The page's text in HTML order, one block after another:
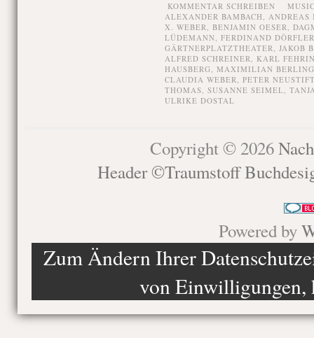
KOMMENTAR SCHREIBEN
ALEXANDER BAMBACH, ANDREAS
X. WEBER, BENJAMIN OESER,
LÜDEMANN, FERDINAND DÖRFLER
GÄRTNERPLATZTHEATER, JAKOB
ALFRED SCHREINER, KARL
HAUSBERG, MAXIMILIAN BERLING
CLAUDIA WEBER, PETER
THOMAS, SUSANNE SEIMEL,
ULRIKE DOSTAL
Copyright © 2026
Header ©Traumstoff
Powered by
Zum Ändern Ihrer
von